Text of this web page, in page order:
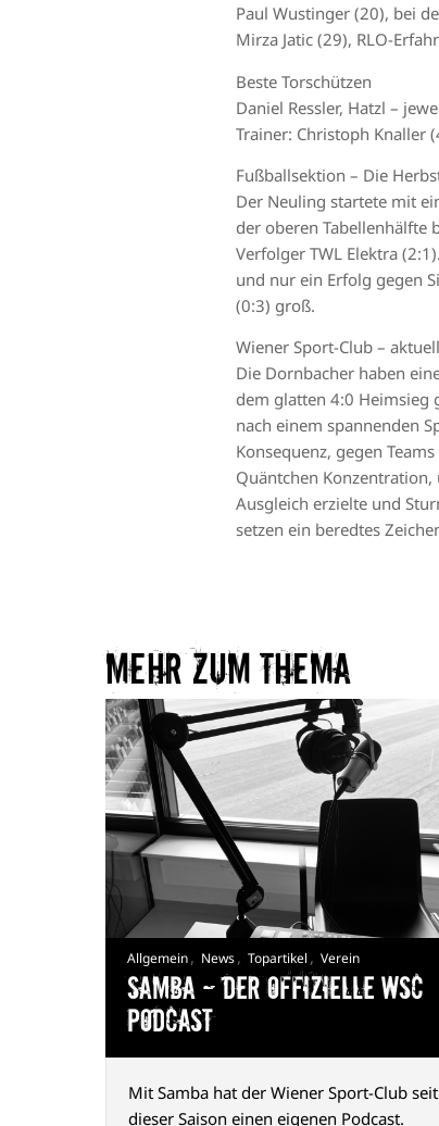
Paul Wustinger (20), bei
Mirza Jatic (29), RLO-
Beste Torschützen
Daniel Ressler, Hatzl –
Trainer: Christoph Knaller
Fußballsektion – Die
Der Neuling startete mit
der oberen Tabellenhälfte
Verfolger TWL Elektra
und nur ein Erfolg gegen
(0:3) groß.
Wiener Sport-Club –
Die Dornbacher haben
dem glatten 4:0 Heimsieg
nach einem spannenden
Konsequenz, gegen
Quäntchen
Ausgleich erzielte und
setzen ein beredtes
Mehr zum Thema​
Allgemein, News, Topartikel , Verein
Samba — Der offizielle WSC
Podcast
Mit Samba hat der Wiener Sport-Club seit
dieser Saison einen eigenen Podcast.